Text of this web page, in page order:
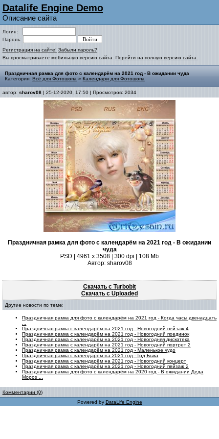
Datalife Engine Demo
Описание сайта
Логин:
Пароль:
Регистрация на сайте! Забыли пароль?
Вы просматриваете мобильную версию сайта. Перейти на полную версию сайта.
Праздничная рамка для фото с календарём на 2021 год - В ожидании чуда
Категория: Всё для Фотошопа » Календари для Фотошопа
автор: sharov08 | 25-12-2020, 17:50 | Просмотров: 2034
Праздничная рамка для фото с календарём на 2021 год - В ожидании
чуда
PSD | 4961 х 3508 | 300 dpi | 108 Mb
Автор: sharov08
Скачать с Turbobit
Скачать с Uploaded
Другие новости по теме:
Праздничная рамка для фото с календарём на 2021 год - Когда часы двенадцать
Праздничная рамка с календарём на 2021 год - Новогодний пейзаж 4
Праздничная рамка с календарём на 2021 год - Новогодний поединок
Праздничная рамка с календарём на 2021 год - Новогодняя дискотека
Праздничная рамка с календарём на 2021 год - Новогодний портрет 2
Праздничная рамка с календарём на 2021 год - Маленькое чудо
Праздничная рамка с календарём на 2021 год - Год Быка
Праздничная рамка с календарём на 2021 год - Новогодний концерт
Праздничная рамка с календарём на 2021 год - Новогодний пейзаж 2
Праздничная рамка для фото с календарём на 2020 год - В ожидании Деда
Мороз ...
Комментарии (0)
Powered by DataLife Engine